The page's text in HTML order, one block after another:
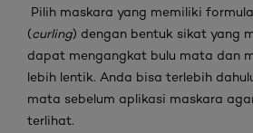
Pilih maskara yang memiliki
(curling) dengan bentuk sikat yang
dapat mengangkat bulu mata dan
lebih lentik. Anda bisa terlebih
mata sebelum aplikasi maskara
terlihat.